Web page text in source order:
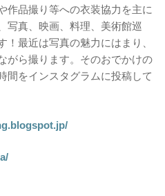
作品撮り等への衣装協力を主に
写真、映画、料理、美術館巡
！最近は写真の魅力にはまり、
がら撮ります。そのおでかけの
間をインスタグラムに投稿して